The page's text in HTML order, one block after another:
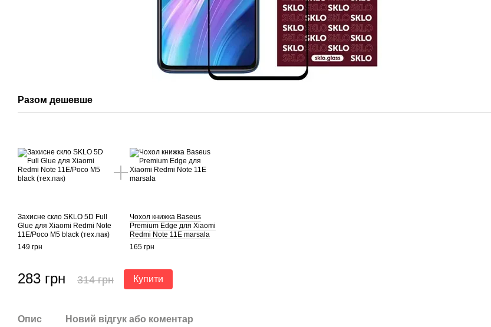
Разом дешевше
Захисне скло SKLO 5D Full
Glue для Xiaomi Redmi Note
11E/Poco M5 black (тех.пак)
149 грн
Чохол книжка Baseus
Premium Edge для Xiaomi
Redmi Note 11E marsala
165 грн
283 грн 314 грн Купити
Опис Новий відгук або коментар